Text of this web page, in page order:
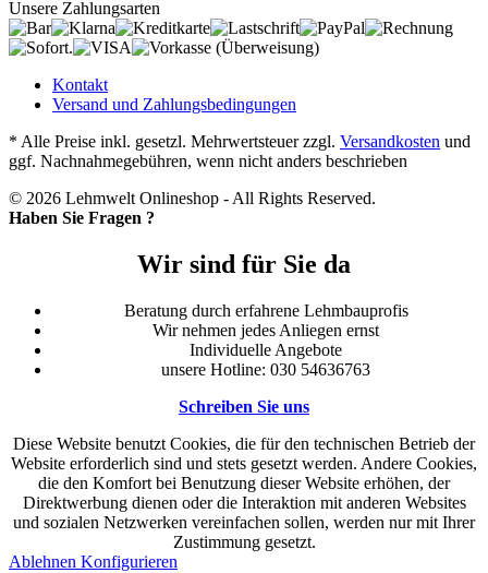
Unsere Zahlungsarten
Kontakt
Versand und Zahlungsbedingungen
* Alle Preise inkl. gesetzl. Mehrwertsteuer zzgl. Versandkosten und
ggf. Nachnahmegebühren, wenn nicht anders beschrieben
© 2026 Lehmwelt Onlineshop - All Rights Reserved.
Haben Sie Fragen ?
Wir sind für Sie da
Beratung durch erfahrene Lehmbauprofis
Wir nehmen jedes Anliegen ernst
Individuelle Angebote
unsere Hotline: 030 54636763
Schreiben Sie uns
Diese Website benutzt Cookies, die für den technischen Betrieb der
Website erforderlich sind und stets gesetzt werden. Andere Cookies,
die den Komfort bei Benutzung dieser Website erhöhen, der
Direktwerbung dienen oder die Interaktion mit anderen Websites
und sozialen Netzwerken vereinfachen sollen, werden nur mit Ihrer
Zustimmung gesetzt.
Ablehnen Konfigurieren